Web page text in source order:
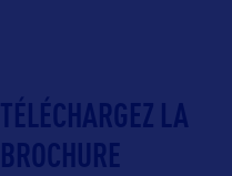
TÉLÉCHARGEZ LA
BROCHURE